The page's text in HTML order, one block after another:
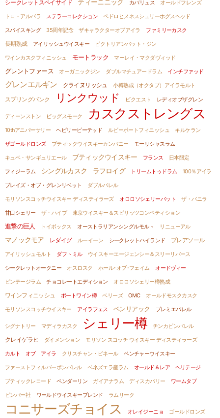
シークレットスペイサイド ティーニニック カバリュス
オールドフレンズ
トロ・アルバラ
ステラーコレクション
ペドロヒメネスシェリーホグスヘッド
スパイスキング
35周年記念 ザキャラクターオブアイラ
ファミリーカスク
長期熟成
アイリッシュウイスキー
ビクトリアンバット・ジン
ワインカスクフィニッシュ
モートラック マーレイ・マクダヴィッド
グレントファース オーガニックジン ダブルマチュアードラム インチファッド
グレンエルギン クライヌリッシュ 小樽熟成（オクタブ）アイラモルト
スプリングバンク リンクウッド ビクエスト レディオブザグレン
ディーンストン ビッグスモーク カスクストレングス
10thアニバーサリー ヘビリーピーテッド ルビーポートフィニッシュ
キルケラン
ザゴールドロンズ
ブティックウイスキーカンパニー
モーリシャスラム
キュベ・サンギュリエール
ブティックウイスキー フランス
日本限定
フィジーラム
シングルカスク ラフロイグ トリームトゥドラム
100％アイラ
ブレイズ・オブ・グレンリベット
ダブルバレル
モリソンスコッチウイスキー ディスティラーズ
オロロソシェリーバット
ザ・バニラ
甘口シェリー
ザ・ハイブ 東京ウイスキー＆スピリッツコンペティション
進撃の巨人 トイボックス オーストラリアンシングルモルト リニューアル
マノックモア レダイグ ルーイーン シークレットハイランド
ブレアソール
アイリッシュモルト
ダフトミル
ウイスキーエージェンシー＆スリーリバース
シークレットオークニー
オスロスク ホール･オブ･フェイム
オードヴィー
ビンテージラム
チョコレートエディション オロロソシェリー樽熟成
ワインフィニッシュ ポートワイン樽 ベリーズ OMC
オールドモスクカスク
モリソンスコッチウイスキー
アイラフェス ベンリアック プレミエバレル
シグナトリー マディラカスク シェリー樽
チンカピンバレル
クレイゲラヒ
ダイメンション
モリソン スコッチ ウイスキー ディスティラーズ
カルト オブ アイラ
クリスチャン・ビネール
ベンチャーウイスキー
ファーストフィルバーボンバレル
ベネズエラ産ラム
オールド＆レア ヘリテージ
ブティックレコード
ペンダーリン ガイアナラム ディスカバリー
ワームタブ
ビンバー社
ワールドウイスキーブレンド ラムリーク
コニサーズチョイス オレイジーニョ
ゴールドロンズ